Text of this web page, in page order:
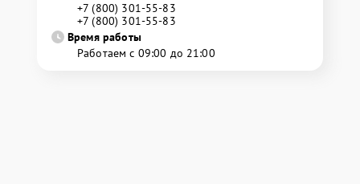
+7 (800) 301-55-83
+7 (800) 301-55-83
Время работы
Работаем с 09:00 до 21:00